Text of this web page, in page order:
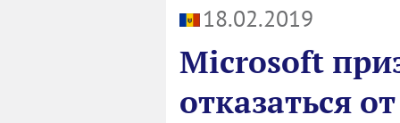
18.02.2019
Microsoft
отказаться